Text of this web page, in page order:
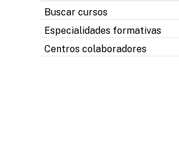
Buscar cursos
Especialidades formativas
Centros colaboradores